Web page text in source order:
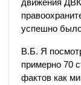
движения
успешно
В.Б. Я
примерно 70
фактов как